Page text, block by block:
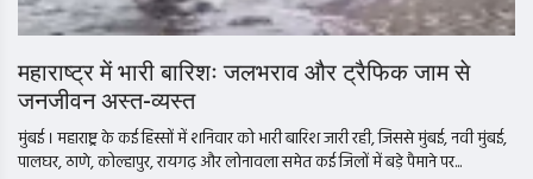
महाराष्ट्र में भारी बारिशः जलभराव और ट्रैफिक जाम से
जनजीवन अस्त-व्यस्त
मुंबई । महाराष्ट्र के कई हिस्सों में शनिवार को भारी बारिश जारी रही, जिससे मुंबई, नवी मुंबई,
पालघर, ठाणे, कोल्हापुर, रायगढ़ और लोनावला समेत कई जिलों में बड़े पैमाने पर...